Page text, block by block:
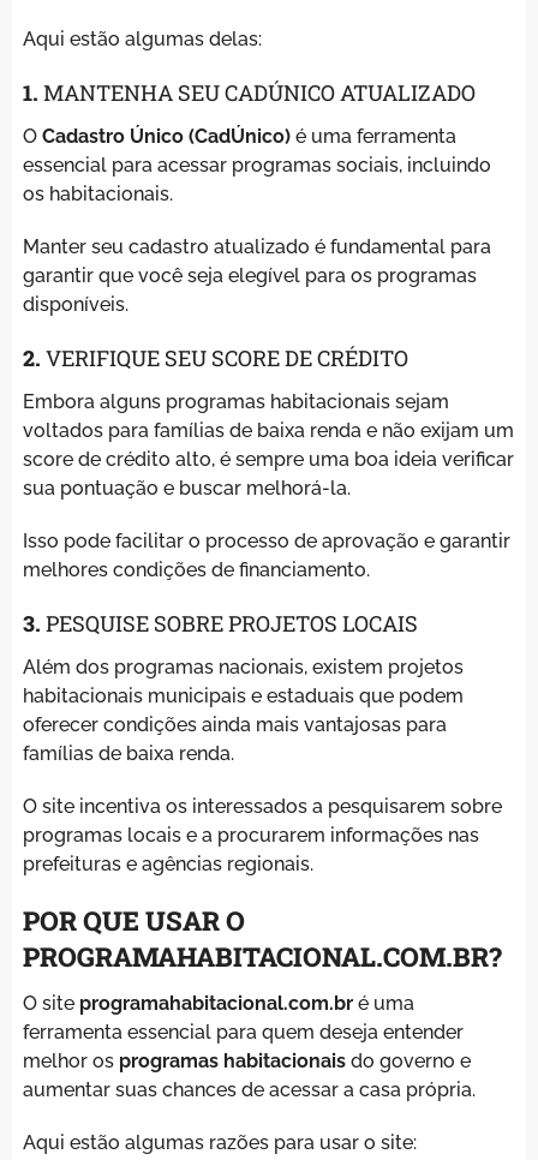
Aqui estão algumas delas:
1. MANTENHA SEU CADÚNICO ATUALIZADO
O Cadastro Único (CadÚnico)é uma ferramenta
essencial para acessar programas sociais, incluindo
os habitacionais.
Manter seu cadastro atualizado é fundamental para
garantir que você seja elegível para os programas
disponíveis.
2. VERIFIQUE SEU SCORE DE CRÉDITO
Embora alguns programas habitacionais sejam
voltados para famílias de baixa renda e não exijam um
score de crédito alto, é sempre uma boa ideia verificar
sua pontuação e buscar melhorá-la.
Isso pode facilitar o processo de aprovação e garantir
melhores condições de financiamento.
3. PESQUISE SOBRE PROJETOS LOCAIS
Além dos programas nacionais, existem projetos
habitacionais municipais e estaduais que podem
oferecer condições ainda mais vantajosas para
famílias de baixa renda.
O site incentiva os interessados a pesquisarem sobre
programas locais e a procurarem informações nas
prefeituras e agências regionais.
POR QUE USAR O
PROGRAMAHABITACIONAL.COM.BR?
O site programahabitacional.com.bré uma
ferramenta essencial para quem deseja entender
melhor os programas habitacionaisdo governo e
aumentar suas chances de acessar a casa própria.
Aqui estão algumas razões para usar o site: